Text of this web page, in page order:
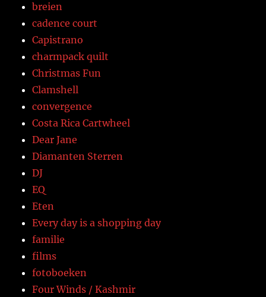
breien
cadence court
Capistrano
charmpack quilt
Christmas Fun
Clamshell
convergence
Costa Rica Cartwheel
Dear Jane
Diamanten Sterren
DJ
EQ
Eten
Every day is a shopping day
familie
films
fotoboeken
Four Winds / Kashmir